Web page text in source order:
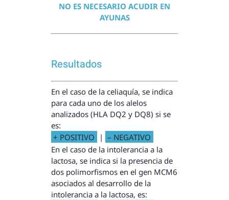
NO ES NECESARIO ACUDIR EN
AYUNAS
Resultados
En el caso de la celiaquía, se indica
para cada uno de los alelos
analizados (HLA DQ2 y DQ8) si se
es:
+ POSITIVO
| – NEGATIVO
En el caso de la intolerancia a la
lactosa, se indica si la presencia de
dos polimorfismos en el gen MCM6
asociados al desarrollo de la
intolerancia a la lactosa, es: